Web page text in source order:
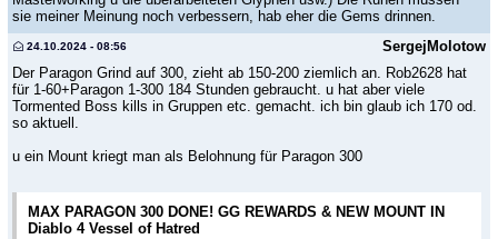
sie meiner Meinung noch verbessern, hab eher die Gems drinnen.
SergejMolotow
24.10.2024 - 08:56
Der Paragon Grind auf 300, zieht ab 150-200 ziemlich an. Rob2628 hat
für 1-60+Paragon 1-300 184 Stunden gebraucht. u hat aber viele
Tormented Boss kills in Gruppen etc. gemacht. ich bin glaub ich 170 od.
so aktuell.
u ein Mount kriegt man als Belohnung für Paragon 300
MAX PARAGON 300 DONE! GG REWARDS & NEW MOUNT IN
Diablo 4 Vessel of Hatred